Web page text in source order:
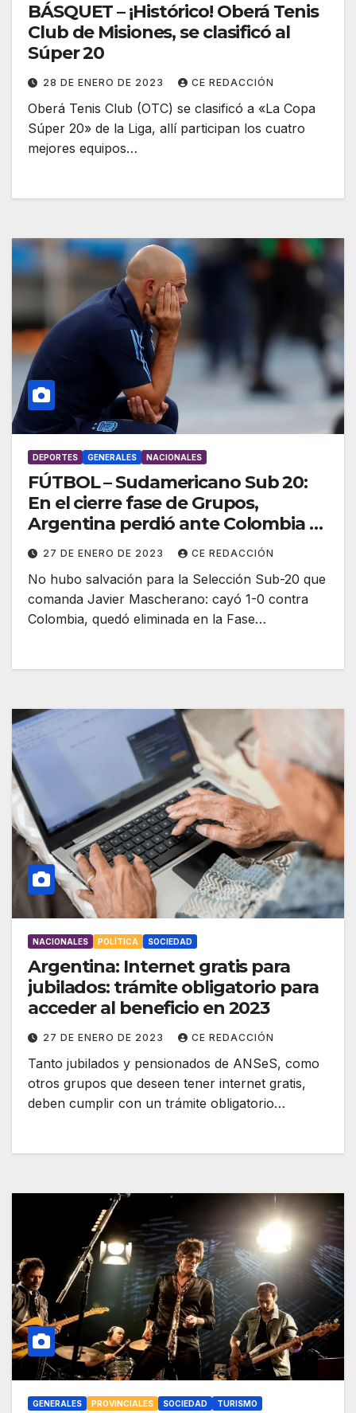
BÁSQUET – ¡Histórico! Oberá Tenis
Club de Misiones, se clasificó al
Súper 20
28 DE ENERO DE 2023 CE REDACCIÓN
Oberá Tenis Club (OTC) se clasificó a «La Copa
Súper 20» de la Liga, allí participan los cuatro
mejores equipos…
DEPORTES GENERALES NACIONALES
FÚTBOL – Sudamericano Sub 20:
En el cierre fase de Grupos,
Argentina perdió ante Colombia y
quedó eliminada
27 DE ENERO DE 2023 CE REDACCIÓN
No hubo salvación para la Selección Sub-20 que
comanda Javier Mascherano: cayó 1-0 contra
Colombia, quedó eliminada en la Fase…
NACIONALES POLÍTICA SOCIEDAD
Argentina: Internet gratis para
jubilados: trámite obligatorio para
acceder al beneficio en 2023
27 DE ENERO DE 2023 CE REDACCIÓN
Tanto jubilados y pensionados de ANSeS, como
otros grupos que deseen tener internet gratis,
deben cumplir con un trámite obligatorio…
GENERALES PROVINCIALES SOCIEDAD TURISMO